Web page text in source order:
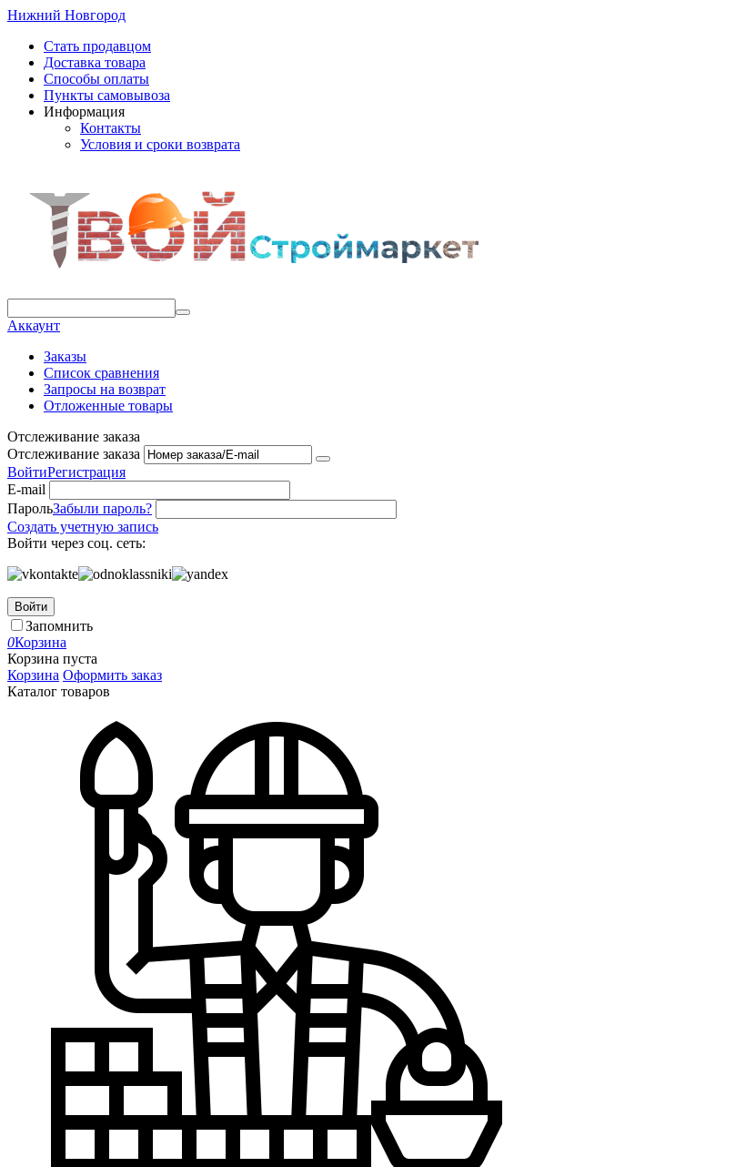
Нижний Новгород
Стать продавцом
Доставка товара
Способы оплаты
Пункты самовывоза
Информация
Контакты
Условия и сроки возврата
Аккаунт
Заказы
Список сравнения
Запросы на возврат
Отложенные товары
Отслеживание заказа
Отслеживание заказа
ВойтиРегистрация
E-mail
ПарольЗабыли пароль?
Создать учетную запись
Войти через соц. сеть:
Войти
Запомнить
0Корзина
Корзина пуста
Корзина Оформить заказ
Каталог товаров